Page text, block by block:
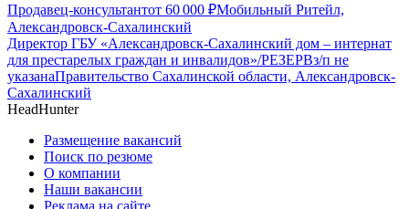
Продавец-консультантот 60 000 ₽Мобильный Ритейл,
Александровск-Сахалинский
Директор ГБУ «Александровск-Сахалинский дом – интернат
для престарелых граждан и инвалидов»/РЕЗЕРВз/п не
указанаПравительство Сахалинской области, Александровск-
Сахалинский
HeadHunter
Размещение вакансий
Поиск по резюме
О компании
Наши вакансии